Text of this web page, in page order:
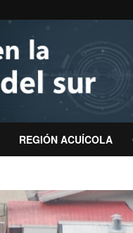
REGIÓN ACUÍCOLA